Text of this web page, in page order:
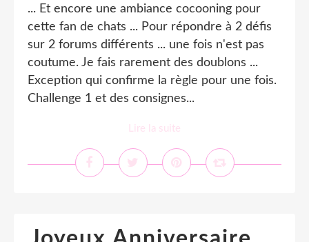
... Et encore une ambiance cocooning pour
cette fan de chats ... Pour répondre à 2 défis
sur 2 forums différents ... une fois n'est pas
coutume. Je fais rarement des doublons ...
Exception qui confirme la règle pour une fois.
Challenge 1 et des consignes...
Lire la suite